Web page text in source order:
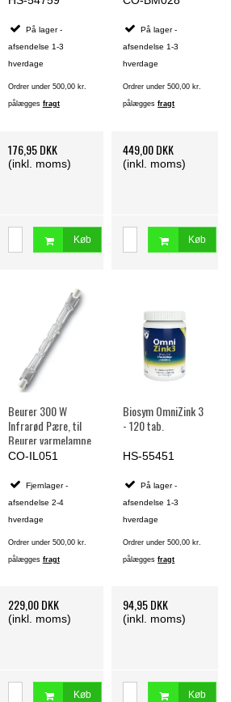
På lager -
afsendelse 1-3
hverdage
Ordrer under 500,00 kr.
pålægges fragt
176,95 DKK
(inkl. moms)
Køb
På lager -
afsendelse 1-3
hverdage
Ordrer under 500,00 kr.
pålæggesfragt
449,00 DKK
(inkl. moms)
Køb
Beurer 300 W
Infrarød Pære, til
Beurer varmelampe
IL50
CO-IL051
Fjernlager -
afsendelse 2-4
hverdage
Ordrer under 500,00 kr.
pålægges fragt
229,00 DKK
(inkl. moms)
Køb
Biosym OmniZink 3
- 120 tab.
HS-55451
På lager -
afsendelse 1-3
hverdage
Ordrer under 500,00 kr.
pålæggesfragt
94,95 DKK
(inkl. moms)
Køb